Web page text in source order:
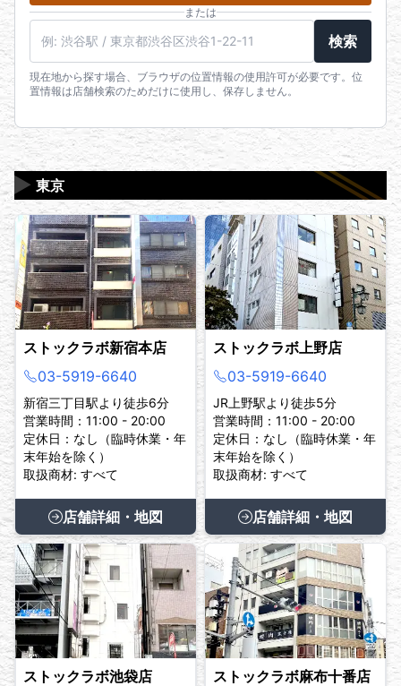
または
検索
現在地から探す場合、ブラウザの位置情報の使用許可が必要です。位
置情報は店舗検索のためだけに使用し、保存しません。
東京
▶
ストックラボ新宿本店
03-5919-6640
新宿三丁目駅より徒歩6分
営業時間：11:00 - 20:00
定休日：なし（臨時休業・年
末年始を除く）
取扱商材: すべて
店舗詳細・地図
ストックラボ上野店
03-5919-6640
JR上野駅より徒歩5分
営業時間：11:00 - 20:00
定休日：なし（臨時休業・年
末年始を除く）
取扱商材: すべて
店舗詳細・地図
ストックラボ池袋店
ストックラボ麻布十番店